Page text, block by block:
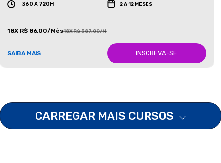
360 A 720H 2 A 12 MESES
18X R$ 86,00/Mês18X R$ 387,00/Mês
SAIBA MAIS INSCREVA-SE
CARREGAR MAIS CURSOS